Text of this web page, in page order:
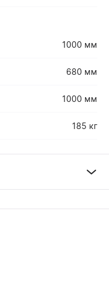
1000 мм
680 мм
1000 мм
185 кг